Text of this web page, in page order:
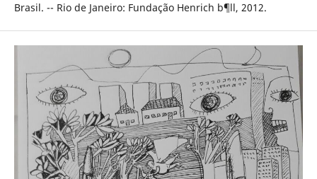
Brasil. -- Rio de Janeiro: Fundação Henrich b¶ll, 2012.